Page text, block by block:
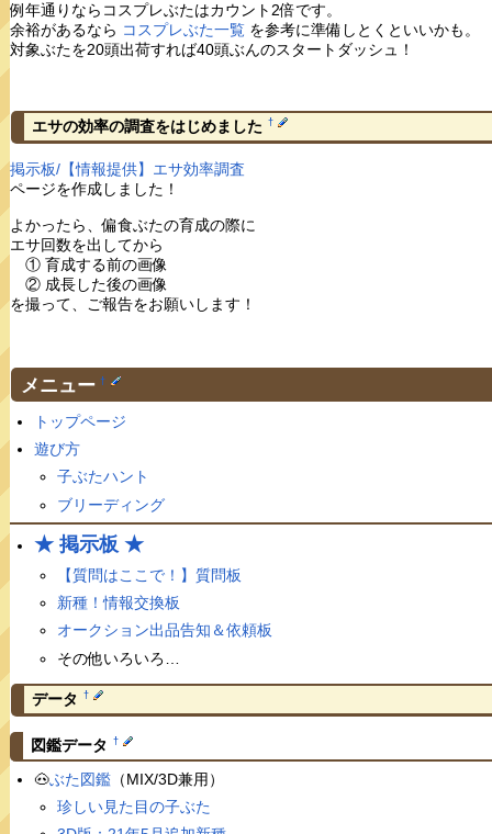
例年通りならコスプレぶたはカウント2倍です。
余裕があるなら コスプレぶた一覧を参考に準備しとくといいかも。
対象ぶたを20頭出荷すれば40頭ぶんのスタートダッシュ！
エサの効率の調査をはじめました †
掲示板/【情報提供】エサ効率調査
ページを作成しました！
よかったら、偏食ぶたの育成の際に
エサ回数を出してから
① 育成する前の画像
② 成長した後の画像
を撮って、ご報告をお願いします！
メニュー †
トップページ
遊び方
子ぶたハント
ブリーディング
★ 掲示板 ★
【質問はここで！】質問板
新種！情報交換板
オークション出品告知＆依頼板
その他いろいろ…
データ †
図鑑データ †
🐽ぶた図鑑（MIX/3D兼用）
珍しい見た目の子ぶた